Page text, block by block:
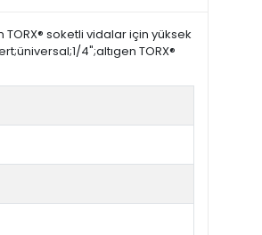
TORX® soketli vidalar için yüksek
4";altıgen TORX®